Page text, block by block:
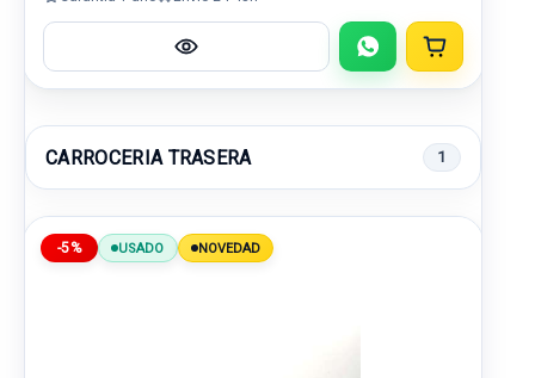
CARROCERIA TRASERA 1
-5% USADO NOVEDAD